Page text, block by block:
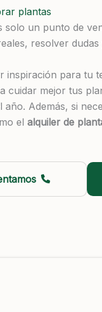
plantas
solo un punto de
resolver
inspiración para tu
cuidar mejor tus
año. Además, si
el alquiler de